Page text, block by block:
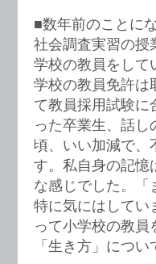
■数年前のことに
社会調査実習の授
学校の教員をして
学校の教員免許は
て教員採用試験に
った卒業生、話
頃、いい加減で、
す。私自身の記憶
な感じでした。
特に気にはしてい
って小学校の教
「生き方」につ